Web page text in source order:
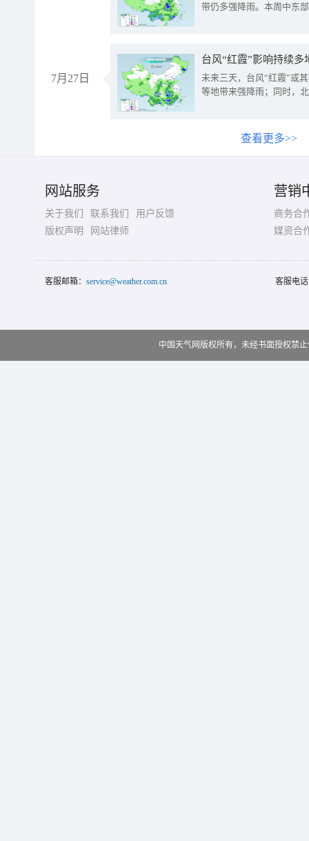
带仍多强降雨。本周中东
7月27日
台风“红霞”影响持续
未来三天，台风“红霞”或
等地带来强降雨；同时，
查看更多>>
网站服务
关于我们 联系我们
用户反馈
版权声明
网站律师
营销
商务合
媒资合
客服邮箱： service@weather.com.cn 客服电
中国天气网版权所有，未经书面授权